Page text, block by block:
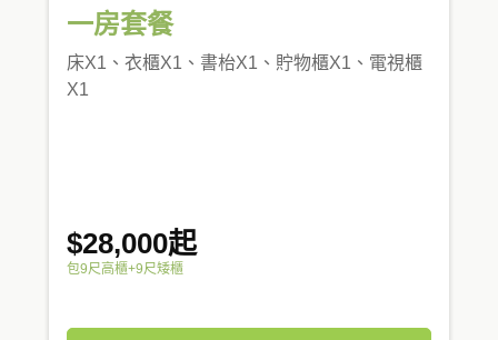
一房套餐
床X1、衣櫃X1、書枱X1、貯物櫃X1、電視櫃
X1
$28,000起
包9尺高櫃+9尺矮櫃